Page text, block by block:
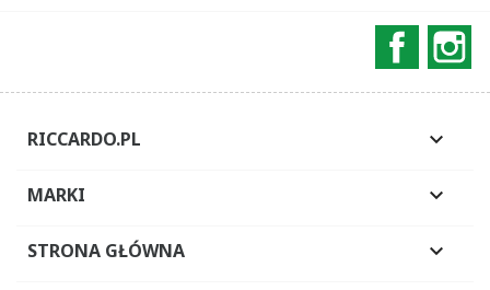
RICCARDO.PL 
MARKI 
STRONA GŁÓWNA 